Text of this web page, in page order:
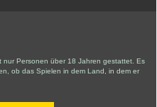
nur Personen über 18 Jahren gestattet. Es
ob das Spielen in dem Land, in dem er